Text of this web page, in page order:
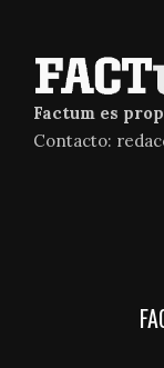
Factum es
Contacto: